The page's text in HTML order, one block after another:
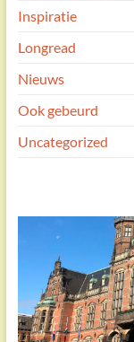
Inspiratie
Longread
Nieuws
Ook gebeurd
Uncategorized